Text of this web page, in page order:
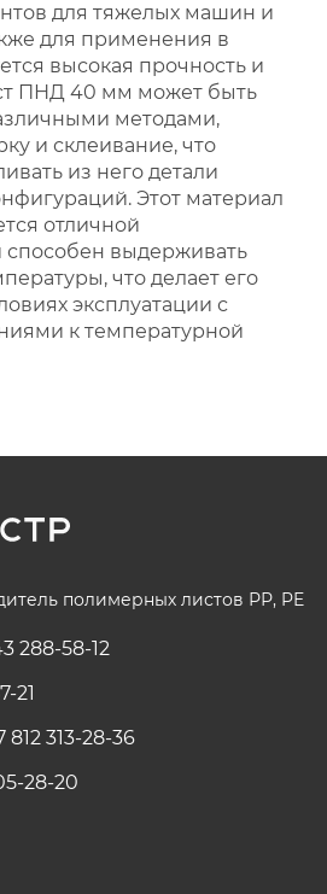
для тяжелых машин и
для применения в
высокая прочность и
ПНД 40 мм может быть
методами,
и склеивание, что
из него детали
Этот материал
отличной
способен выдерживать
что делает его
эксплуатации с
к температурной
полимерных листов РР, PE
288-58-12
21
812 313-28-36
28-20